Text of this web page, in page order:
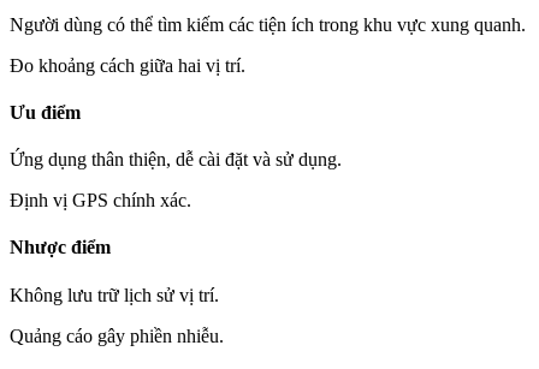
Người dùng có thể tìm kiếm các tiện ích trong khu vực xung quanh.
Đo khoảng cách giữa hai vị trí.
Ưu điểm
Ứng dụng thân thiện, dễ cài đặt và sử dụng.
Định vị GPS chính xác.
Nhược điểm
Không lưu trữ lịch sử vị trí.
Quảng cáo gây phiền nhiễu.